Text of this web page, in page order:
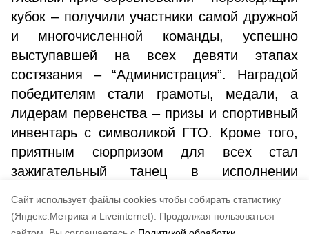
Cайт использует файлы cookies чтобы собирать статистику
(Яндекс.Метрика и Liveinternet).
Продолжая пользоваться
кубок – получили участники самой дружной
и многочисленной команды, успешно
выступавшей на всех девяти этапах
состязания – “Администрация”. Наградой
победителям стали грамоты, медали, а
лидерам первенства – призы и спортивный
инвентарь с символикой ГТО. Кроме того,
приятным сюрпризом для всех стал
зажигательный танец в исполнении
(рук. В. Попова).